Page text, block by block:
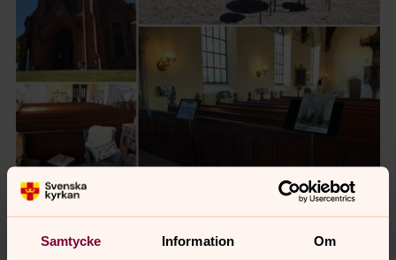
Samtycke Information Om
Foto: Kirsten Alm